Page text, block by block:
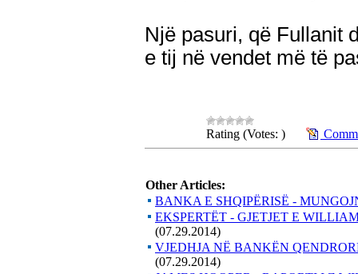
Një pasuri, që Fullanit
e tij në vendet më të
Rating (Votes: )
Other Articles:
BANKA E SHQIPËRISË -
EKSPERTËT - GJETJET E
(07.29.2014)
VJEDHJA NË BANKËN
(07.29.2014)